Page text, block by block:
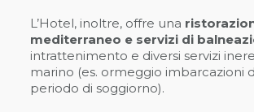
L’Hotel, inoltre, offre una
mediterraneo e servizi di
intrattenimento e diversi servizi
marino (es. ormeggio imbarcazioni
periodo di soggiorno).